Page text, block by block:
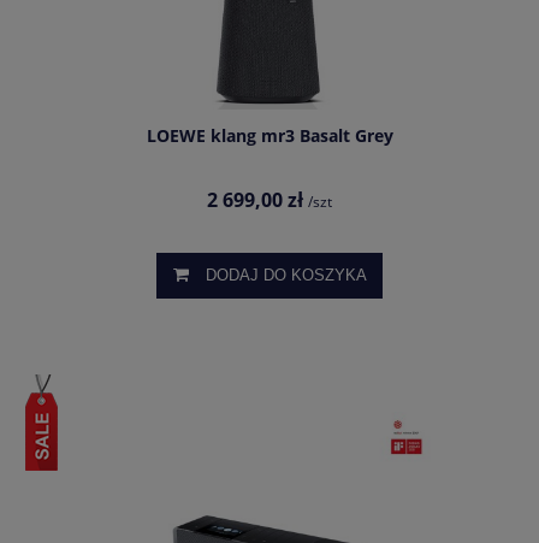
LOEWE klang mr3 Basalt Grey
2 699,00 zł /szt
DODAJ DO KOSZYKA